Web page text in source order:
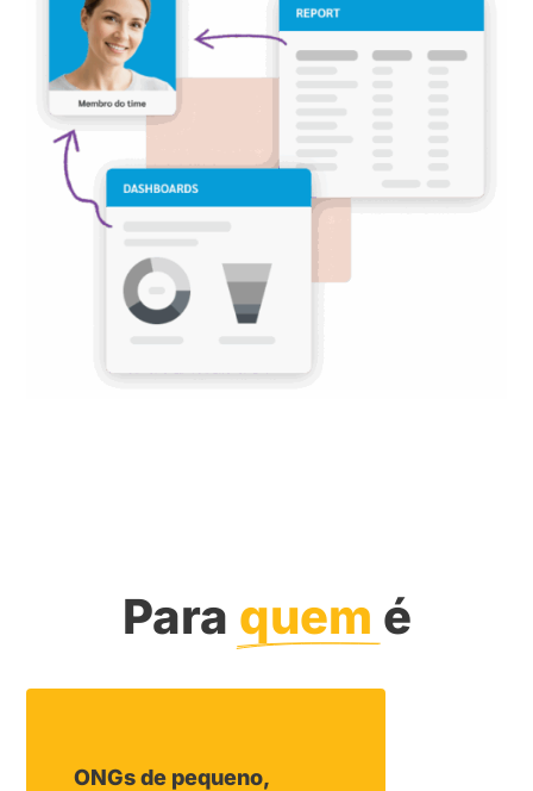
Para quem é
ONGs de pequeno,